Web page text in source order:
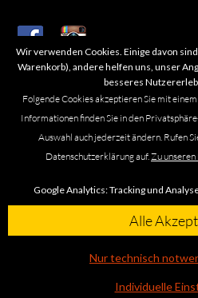
​Letzte
Marken- oder Warenzeichen werden in
gemacht. Das Fehlen einer solchen
handelt. Alle genannten Marken, Logos,
und Unternehmensbezeichnungen
Designrechte des jeweiligen
ausschließlich in unseren
Wir verwenden Cookies. Einige davon
Warenkorb), andere helfen uns, unser
besseres
Folgende Cookies akzeptieren Sie mit
Informationen finden Sie in den
Auswahl auch jederzeit ändern. Rufen
Datenschutzerklärung auf.Zu
Google Analytics:Tracking und
Individuelle
Nur technisch
Alle